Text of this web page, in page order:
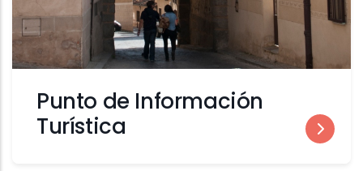
Punto de Información
Turística